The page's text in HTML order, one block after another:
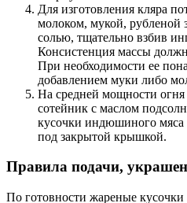
Для изготовления кляра
молоком, мукой, рубленой
солью, тщательно взбив
Консистенция массы
При необходимости ее
добавлением муки либо
На средней мощности огня
сотейник с маслом
кусочки индюшиного мяса
под закрытой крышкой.
Правила подачи,
По готовности жареные